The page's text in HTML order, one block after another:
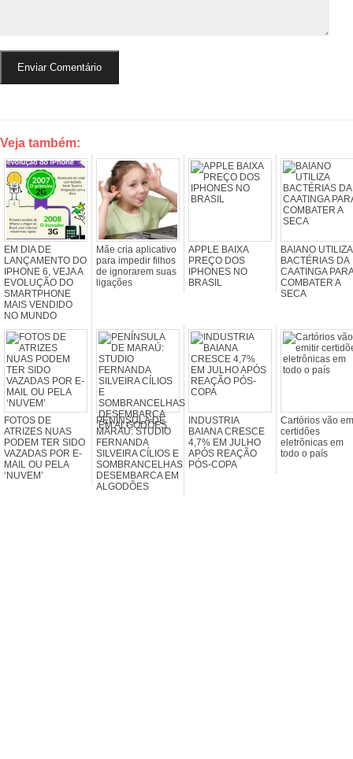
Veja também:
EM DIA DE
LANÇAMENTO DO
IPHONE 6, VEJA A
EVOLUÇÃO DO
SMARTPHONE
MAIS VENDIDO
NO MUNDO
Mãe cria aplicativo
para impedir filhos
de ignorarem suas
ligações
APPLE BAIXA
PREÇO DOS
IPHONES NO
BRASIL
BAIANO UTILIZA
BACTÉRIAS DA
CAATINGA PARA
COMBATER A
SECA
FOTOS DE
ATRIZES NUAS
PODEM TER SIDO
VAZADAS POR E-
MAIL OU PELA
‘NUVEM’
PENÍNSULA DE
MARAÚ: STUDIO
FERNANDA
SILVEIRA CÍLIOS E
SOMBRANCELHAS
DESEMBARCA EM
ALGODÕES
INDUSTRIA
BAIANA CRESCE
4,7% EM JULHO
APÓS REAÇÃO
PÓS-COPA
Cartórios vão
certidões
eletrônicas em
todo o país